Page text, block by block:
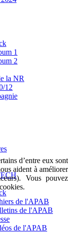
1
2
la NR
12
de l'APAB
de l'APAB
de l'APAB
d’entre eux sont
aident à améliorer
Vous pouvez